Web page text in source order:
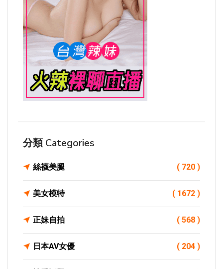
分類 Categories
絲襪美腿 ( 720 )
美女模特 ( 1672 )
正妹自拍 ( 568 )
日本AV女優 ( 204 )